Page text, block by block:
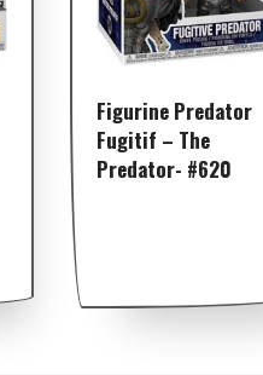
Figurine Predator
Fugitif – The
Predator- #620